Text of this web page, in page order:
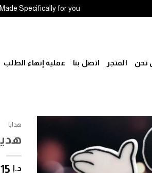
Made Specifically for you
نحن المتجر اتصل بنا عملية إنهاء الطلب
إضافة
للمفضلة
هدايا
د.إ